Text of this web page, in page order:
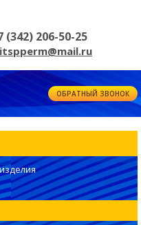
(342) 206-50-25
ОБРАТНЫЙ ЗВОНОК